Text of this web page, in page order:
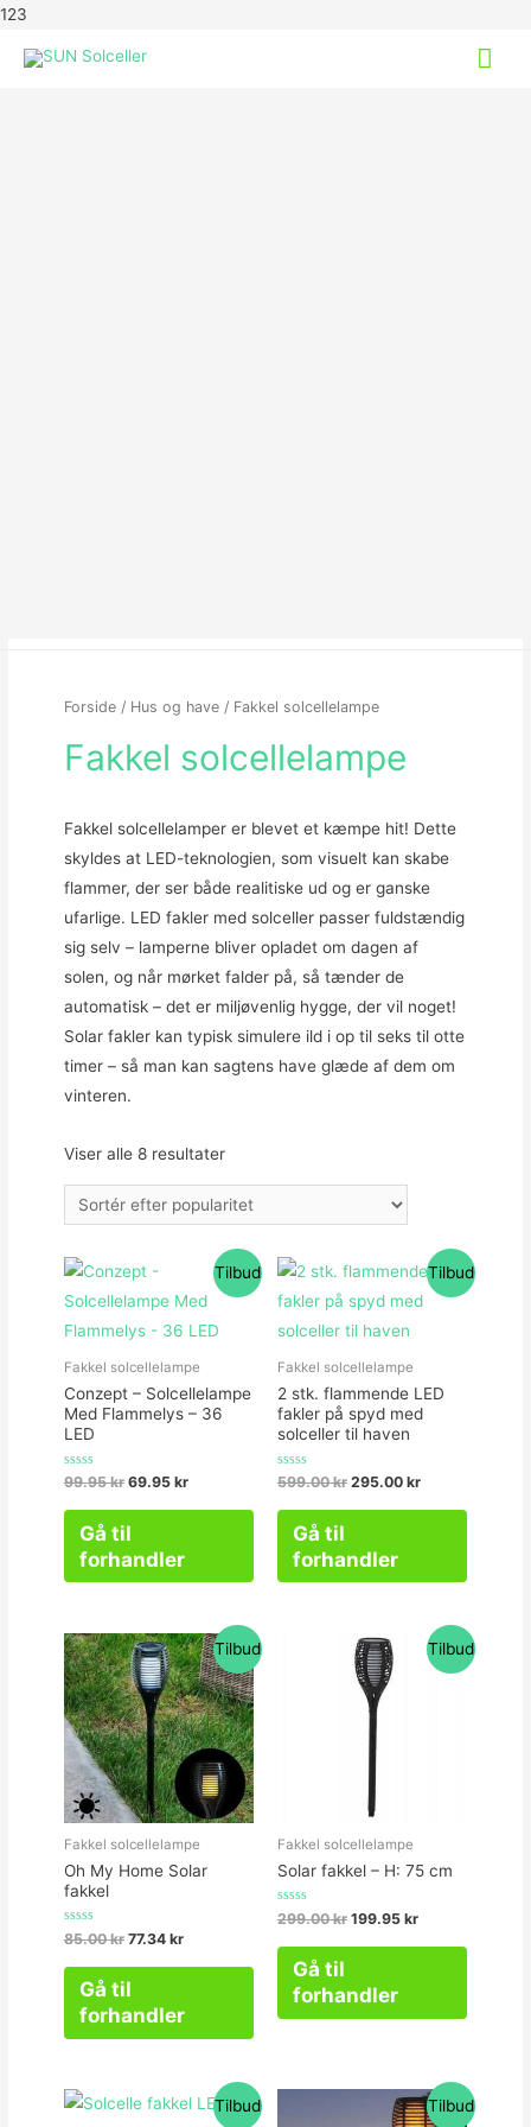
123
Forside/ Hus og have/ Fakkel solcellelampe
Fakkel solcellelampe
Fakkel solcellelamper er blevet et kæmpe hit! Dette
skyldes at LED-teknologien, som visuelt kan skabe
flammer, der ser både realitiske ud og er ganske
ufarlige. LED fakler med solceller passer fuldstændig
sig selv – lamperne bliver opladet om dagen af
solen, og når mørket falder på, så tænder de
automatisk – det er miljøvenlig hygge, der vil noget!
Solar fakler kan typisk simulere ild i op til seks til otte
timer – så man kan sagtens have glæde af dem om
vinteren.
Viser alle 8 resultater
Tilbud
Fakkel solcellelampe
Conzept – Solcellelampe
Med Flammelys – 36
LED
Vurderet
99.95kr 69.95 kr
Gå til
forhandler
Tilbud
Fakkel solcellelampe
2 stk. flammende LED
fakler på spyd med
solceller til haven
Vurderet
599.00kr 295.00 kr
Gå til
forhandler
Tilbud
Fakkel solcellelampe
Oh My Home Solar
fakkel
Vurderet
0
af
85.00kr 77.34 kr
Gå til
forhandler
Tilbud
Fakkel solcellelampe
Solar fakkel – H: 75 cm
Vurderet
0
af
299.00kr 199.95 kr
Gå til
forhandler
Tilbud Tilbud